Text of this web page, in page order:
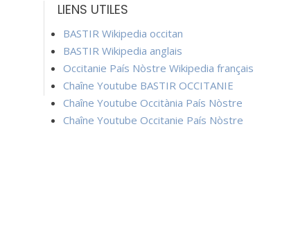
LIENS UTILES
BASTIR Wikipedia occitan
BASTIR Wikipedia anglais
Occitanie País Nòstre Wikipedia français
Chaîne Youtube BASTIR OCCITANIE
Chaîne Youtube Occitània País Nòstre
Chaîne Youtube Occitanie País Nòstre